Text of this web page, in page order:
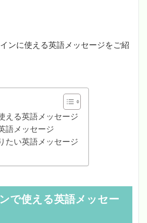
ンに使える英語メッセージをご紹
える英語メッセージ
語メッセージ
たい英語メッセージ
で使える英語メッセー